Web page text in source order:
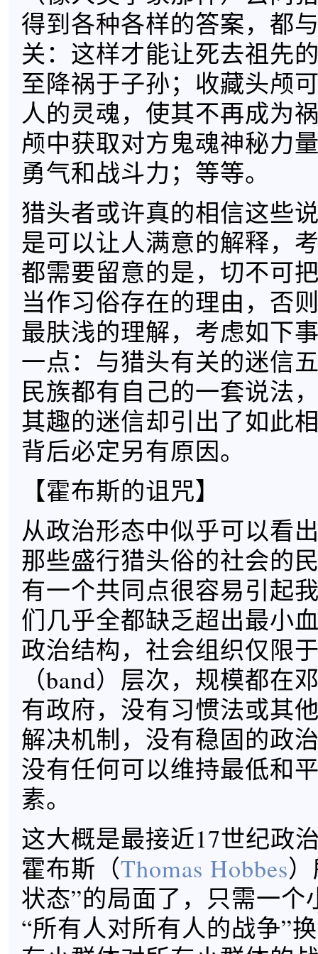
得到各种各样的答案，都
关：这样才能让死去祖先
至降祸于子孙；收藏头颅
人的灵魂，使其不再成为
颅中获取对方鬼魂神秘力
勇气和战斗力；等等。
猎头者或许真的相信这些
是可以让人满意的解释，
都需要留意的是，切不可
当作习俗存在的理由，否
最肤浅的理解，考虑如下
一点：与猎头有关的迷信
民族都有自己的一套说法
其趣的迷信却引出了如此
背后必定另有原因。
【霍布斯的诅咒】
从政治形态中似乎可以看
那些盛行猎头俗的社会的
有一个共同点很容易引起
们几乎全都缺乏超出最小
政治结构，社会组织仅限
（band）层次，规模都在
有政府，没有习惯法或其
解决机制，没有稳固的政
没有任何可以维持最低和
素。
这大概是最接近17世纪政
霍布斯（Thomas Hobbes
状态”的局面了，只需一个
“所有人对所有人的战争”